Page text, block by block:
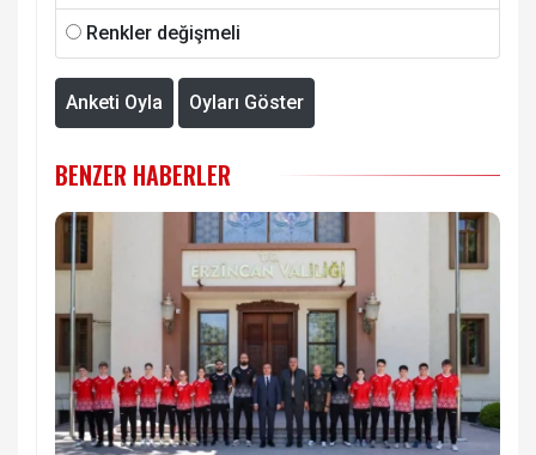
Renkler değişmeli
Anketi Oyla Oyları Göster
BENZER HABERLER